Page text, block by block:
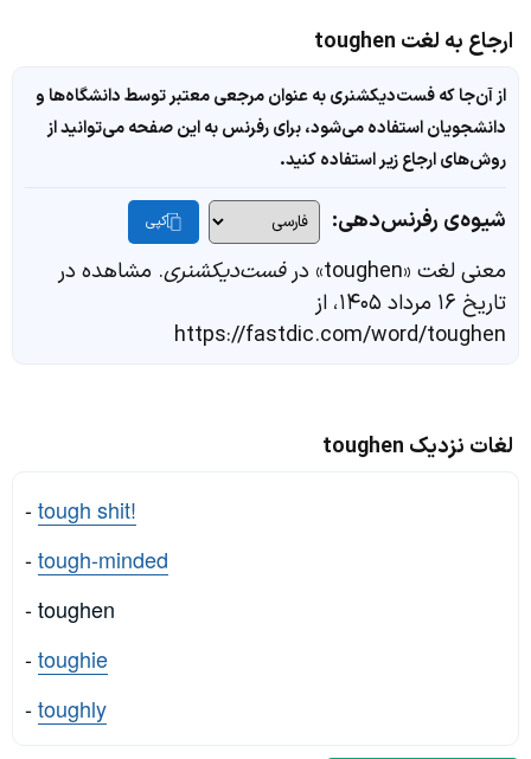
ارجاع به لغت toughen
از آن‌جا که فست‌دیکشنری به عنوان مرجعی معتبر توسط دانشگاه‌ها و
دانشجویان استفاده می‌شود، برای رفرنس به این صفحه می‌توانید از
روش‌های ارجاع زیر استفاده کنید.
شیوه‌ی رفرنس‌دهی: کپی
معنی لغت «toughen» در فست‌دیکشنری. مشاهده در
تاریخ ۱۶ مرداد ۱۴۰۵، از
https://fastdic.com/word/toughen
لغات نزدیک toughen
-tough shit!
-tough-minded
- toughen
-toughie
-toughly